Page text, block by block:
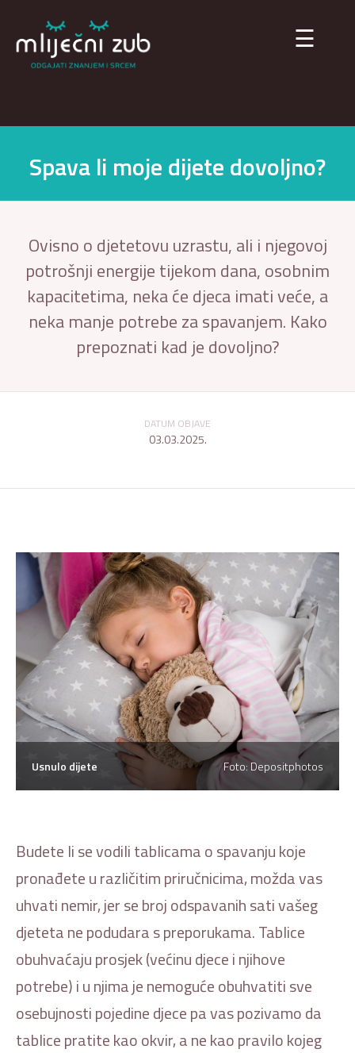
×
☰
Spava li moje dijete dovoljno?
Ovisno o djetetovu uzrastu, ali i njegovoj
potrošnji energije tijekom dana, osobnim
kapacitetima, neka će djeca imati veće, a
neka manje potrebe za spavanjem. Kako
prepoznati kad je dovoljno?
DATUM OBJAVE
03.03.2025.
Usnulo dijete Foto: Depositphotos
Budete li se vodili tablicama o spavanju koje
pronađete u različitim priručnicima, možda vas
uhvati nemir, jer se broj odspavanih sati vašeg
djeteta ne podudara s preporukama. Tablice
obuhvaćaju prosjek (većinu djece i njihove
potrebe) i u njima je nemoguće obuhvatiti sve
osebujnosti pojedine djece pa vas pozivamo da
tablice pratite kao okvir, a ne kao pravilo kojeg